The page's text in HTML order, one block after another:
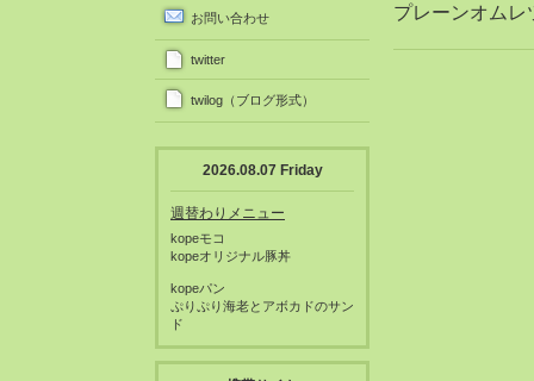
プレーンオムレ
お問い合わせ
twitter
twilog（ブログ形式）
2026.08.07 Friday
週替わりメニュー
kopeモコ
kopeオリジナル豚丼
kopeパン
ぷりぷり海老とアボカドのサン
ド